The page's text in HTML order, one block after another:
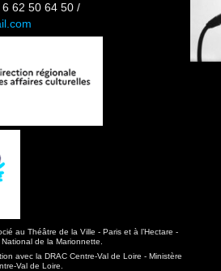
6 62 50 64 50 /
au Théâtre de la Ville - Paris et à l’Hectare -
de la Marionnette.
avec la DRAC Centre-Val de Loire - Ministère
Val de Loire.